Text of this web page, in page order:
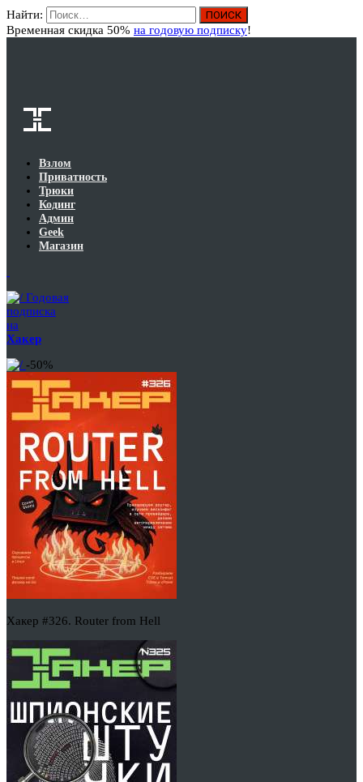
Найти:
Временная скидка 50% на годовую подписку!
Взлом
Приватность
Трюки
Кодинг
Админ
Geek
Магазин
Годовая
подписка
на
Хакер
-50%
Хакер #326. Router from Hell